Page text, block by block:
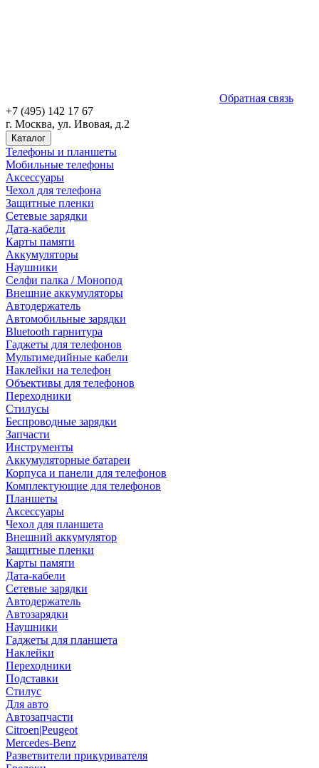
Обратная связь
+7 (495) 142 17 67
г. Москва, ул. Ивовая, д.2
Каталог
Телефоны и планшеты
Мобильные телефоны
Аксессуары
Чехол для телефона
Защитные пленки
Сетевые зарядки
Дата-кабели
Карты памяти
Аккумуляторы
Наушники
Селфи палка / Монопод
Внешние аккумуляторы
Автодержатель
Автомобильные зарядки
Bluetooth гарнитура
Гаджеты для телефонов
Мультимедийные кабели
Наклейки на телефон
Объективы для телефонов
Переходники
Стилусы
Беспроводные зарядки
Запчасти
Инструменты
Аккумуляторные батареи
Корпуса и панели для телефонов
Комплектующие для телефонов
Планшеты
Аксессуары
Чехол для планшета
Внешний аккумулятор
Защитные пленки
Карты памяти
Дата-кабели
Сетевые зарядки
Автодержатель
Автозарядки
Наушники
Гаджеты для планшета
Наклейки
Переходники
Подставки
Стилус
Для авто
Автозапчасти
Citroen|Peugeot
Mercedes-Benz
Разветвители прикуривателя